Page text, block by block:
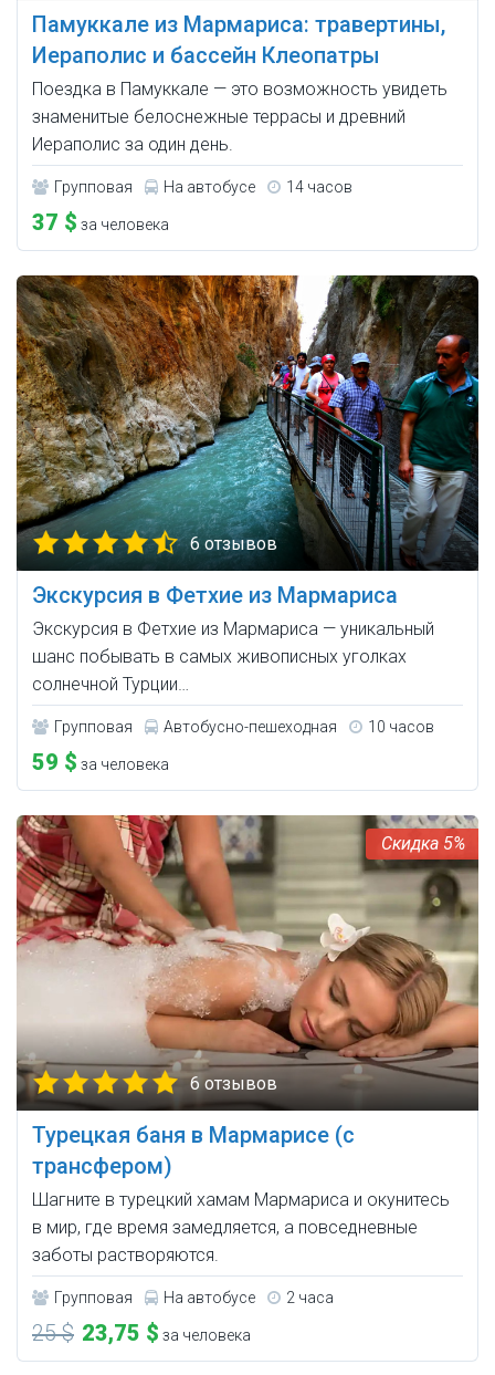
Памуккале из Мармариса: травертины,
Иераполис и бассейн Клеопатры
Поездка в Памуккале — это возможность увидеть
знаменитые белоснежные террасы и древний
Иераполис за один день.
Групповая На автобусе 14 часов
37 $ за человека
6 отзывов
Экскурсия в Фетхие из Мармариса
Экскурсия в Фетхие из Мармариса — уникальный
шанс побывать в самых живописных уголках
солнечной Турции…
Групповая Автобусно-пешеходная 10 часов
59 $ за человека
5%
6 отзывов
Турецкая баня в Мармарисе (с
трансфером)
Шагните в турецкий хамам Мармариса и окунитесь
в мир, где время замедляется, а повседневные
заботы растворяются.
Групповая На автобусе 2 часа
25 $ 23,75 $ за человека